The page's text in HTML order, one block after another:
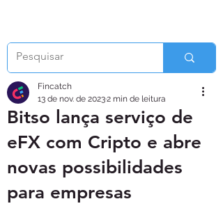
Bitso lança serviço de
eFX com Cripto e abre
novas possibilidades
para empresas
Fincatch
13 de nov. de 20232 min de leitura